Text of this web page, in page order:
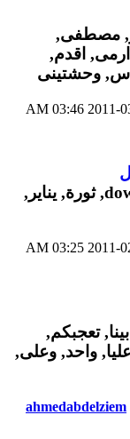
03:46 AM
03:25 AM
ahmedabdelziem